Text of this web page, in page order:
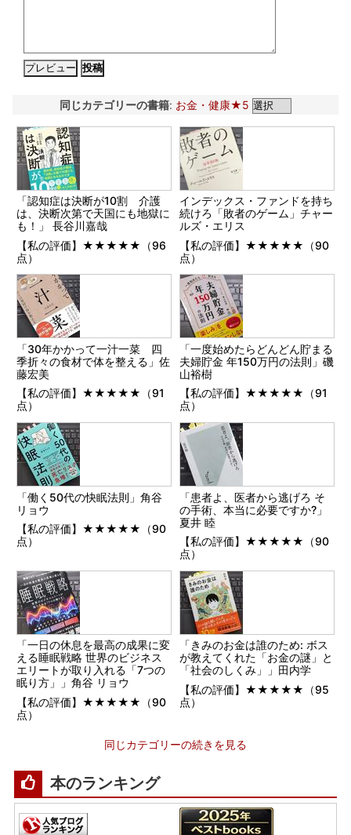
同じカテゴリーの書籍: お金・健康★5
「認知症は決断が10割 介護
は、決断次第で天国にも地獄に
も！」 長谷川嘉哉
【私の評価】★★★★★（96
点）
インデックス・ファンドを持ち
続けろ「敗者のゲーム」チャー
ルズ・エリス
【私の評価】★★★★★（90
点）
「30年かかって一汁一菜 四
季折々の食材で体を整える」佐
藤宏美
【私の評価】★★★★★（91
点）
「一度始めたらどんどん貯まる
夫婦貯金 年150万円の法則」磯
山裕樹
【私の評価】★★★★★（91
点）
「働く50代の快眠法則」角谷
リョウ
【私の評価】★★★★★（90
点）
「患者よ、医者から逃げろ そ
の手術、本当に必要ですか?」
夏井 睦
【私の評価】★★★★★（90
点）
「一日の休息を最高の成果に変
える睡眠戦略 世界のビジネス
エリートが取り入れる「7つの
眠り方」」角谷 リョウ
【私の評価】★★★★★（90
点）
「きみのお金は誰のため: ボス
が教えてくれた「お金の謎」と
「社会のしくみ」」田内学
【私の評価】★★★★★（95
点）
同じカテゴリーの続きを見る
本のランキング